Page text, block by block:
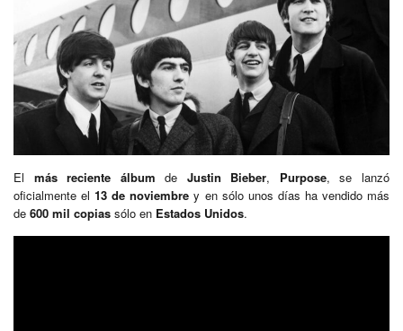
El más reciente álbum de Justin Bieber, Purpose, se lanzó
oficialmente el13 de noviembre y en sólo unos días ha vendido más
de 600 mil copias sólo en Estados Unidos.